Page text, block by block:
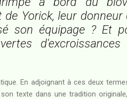
Yorick, leur donneur
son équipage ? Et
d'excroissances
En adjoignant à ces deux
texte dans une tradition